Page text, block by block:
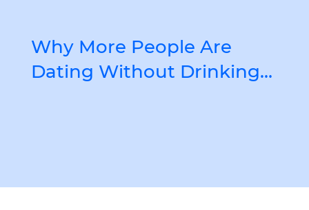
Why More People Are
Dating Without Drinking…